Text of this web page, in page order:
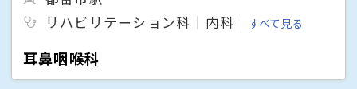
リハビリテーション科
内科 すべて見る
耳鼻咽喉科